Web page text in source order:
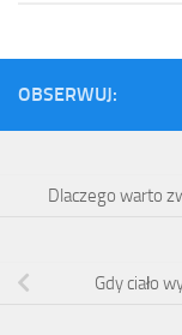
OBSERWUJ:
Dlaczego warto
Gdy ciało